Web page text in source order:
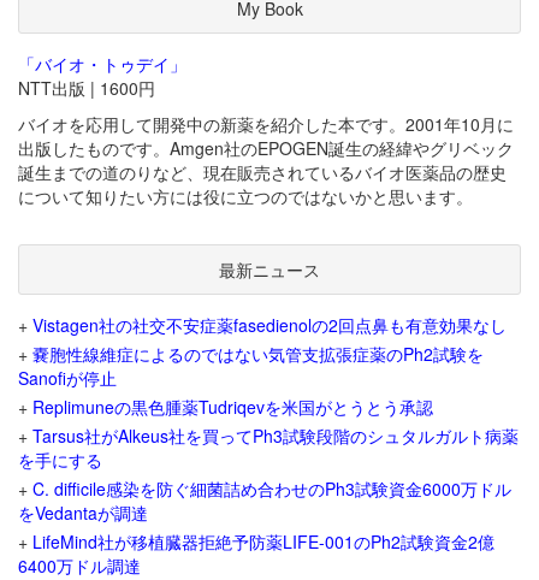
My Book
「バイオ・トゥデイ」
NTT出版 | 1600円
バイオを応用して開発中の新薬を紹介した本です。2001年10月に
出版したものです。Amgen社のEPOGEN誕生の経緯やグリベック
誕生までの道のりなど、現在販売されているバイオ医薬品の歴史
について知りたい方には役に立つのではないかと思います。
最新ニュース
+ Vistagen社の社交不安症薬fasedienolの2回点鼻も有意効果なし
+ 嚢胞性線維症によるのではない気管支拡張症薬のPh2試験を
Sanofiが停止
+ Replimuneの黒色腫薬Tudriqevを米国がとうとう承認
+ Tarsus社がAlkeus社を買ってPh3試験段階のシュタルガルト病薬
を手にする
+ C. difficile感染を防ぐ細菌詰め合わせのPh3試験資金6000万ドル
をVedantaが調達
+ LifeMind社が移植臓器拒絶予防薬LIFE-001のPh2試験資金2億
6400万ドル調達